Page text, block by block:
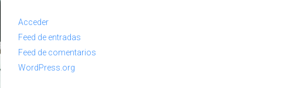
Acceder
Feed de entradas
Feed de comentarios
WordPress.org